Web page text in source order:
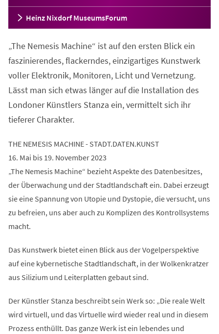
Heinz Nixdorf MuseumsForum
„The Nemesis Machine“ ist auf den ersten Blick ein
faszinierendes, flackerndes, einzigartiges Kunstwerk
voller Elektronik, Monitoren, Licht und Vernetzung.
Lässt man sich etwas länger auf die Installation des
Londoner Künstlers Stanza ein, vermittelt sich ihr
tieferer Charakter.
THE NEMESIS MACHINE - STADT.DATEN.KUNST
16. Mai bis 19. November 2023
„The Nemesis Machine“ bezieht Aspekte des Datenbesitzes,
der Überwachung und der Stadtlandschaft ein. Dabei erzeugt
sie eine Spannung von Utopie und Dystopie, die versucht, uns
zu befreien, uns aber auch zu Komplizen des Kontrollsystems
macht.
Das Kunstwerk bietet einen Blick aus der Vogelperspektive
auf eine kybernetische Stadtlandschaft, in der Wolkenkratzer
aus Silizium und Leiterplatten gebaut sind.
Der Künstler Stanza beschreibt sein Werk so: „Die reale Welt
wird virtuell, und das Virtuelle wird wieder real und in diesem
Prozess enthüllt. Das ganze Werk ist ein lebendes und